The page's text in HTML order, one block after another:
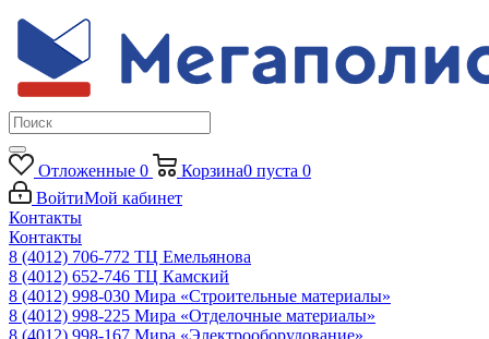
Отложенные 0 Корзина0 пуста 0
ВойтиМой кабинет
Контакты
Контакты
8 (4012) 706-772 ТЦ Емельянова
8 (4012) 652-746 ТЦ Камский
8 (4012) 998-030 Мира «Строительные материалы»
8 (4012) 998-225 Мира «Отделочные материалы»
8 (4012) 998-167 Мира «Электрооборудование»